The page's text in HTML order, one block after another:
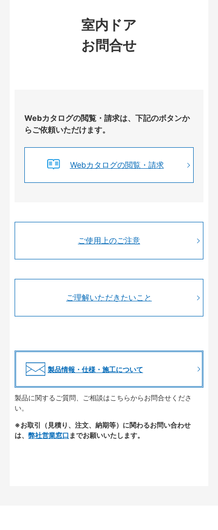
室内ドア
お問合せ
Webカタログの閲覧・請求は、下記のボタンか
らご依頼いただけます。
Webカタログの閲覧・請求
ご使用上のご注意
ご理解いただきたいこと
製品情報・仕様・施工について
製品に関するご質問、ご相談はこちらからお問合せくださ
い。
※お取引（見積り、注文、納期等）に関わるお問い合わせ
は、 弊社営業窓口 までお願いいたします。